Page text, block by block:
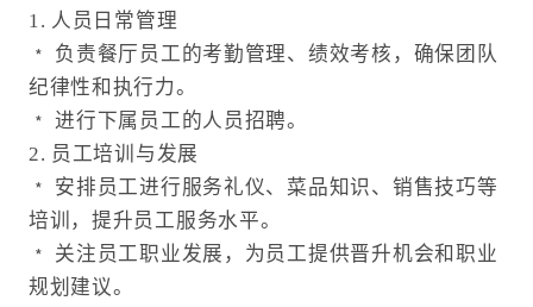
1. 人员日常管理
﹡ 负责餐厅员工的考勤管理、绩效考核，确保团队
纪律性和执行力。
﹡ 进行下属员工的人员招聘。
2. 员工培训与发展
﹡ 安排员工进行服务礼仪、菜品知识、销售技巧等
培训，提升员工服务水平。
﹡ 关注员工职业发展，为员工提供晋升机会和职业
规划建议。